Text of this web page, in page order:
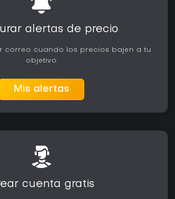
alertas de precio
correo cuando los precios bajen a tu
objetivo
Mis alertas
cuenta gratis